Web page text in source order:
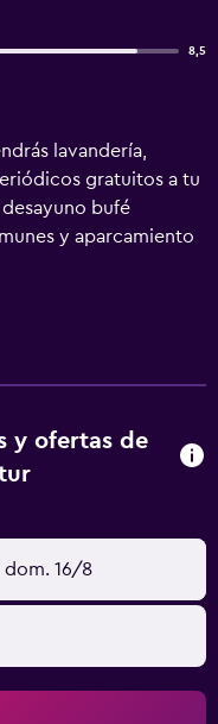
8,5
lavandería,
gratuitos a tu
bufé
y aparcamiento
asistencia turística y
ofrece 25
Se ofrece servicio
solicitar tabla de
y ofertas de
dom. 16/8